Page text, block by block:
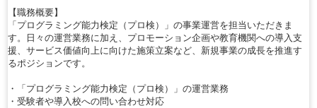
【職務概要】
「プログラミング能力検定（プロ検）」の事業運営を担当いただきま
す。日々の運営業務に加え、プロモーション企画や教育機関への導入支
援、サービス価値向上に向けた施策立案など、新規事業の成長を推進す
るポジションです。
・「プログラミング能力検定（プロ検）」の運営業務
・受験者や導入校への問い合わせ対応